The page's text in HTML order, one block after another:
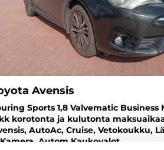
Avensis
Sports 1,8 Valvematic Business
korotonta ja kulutonta
AutoAc, Cruise, Vetokoukku,
Autom.Kaukovalot,